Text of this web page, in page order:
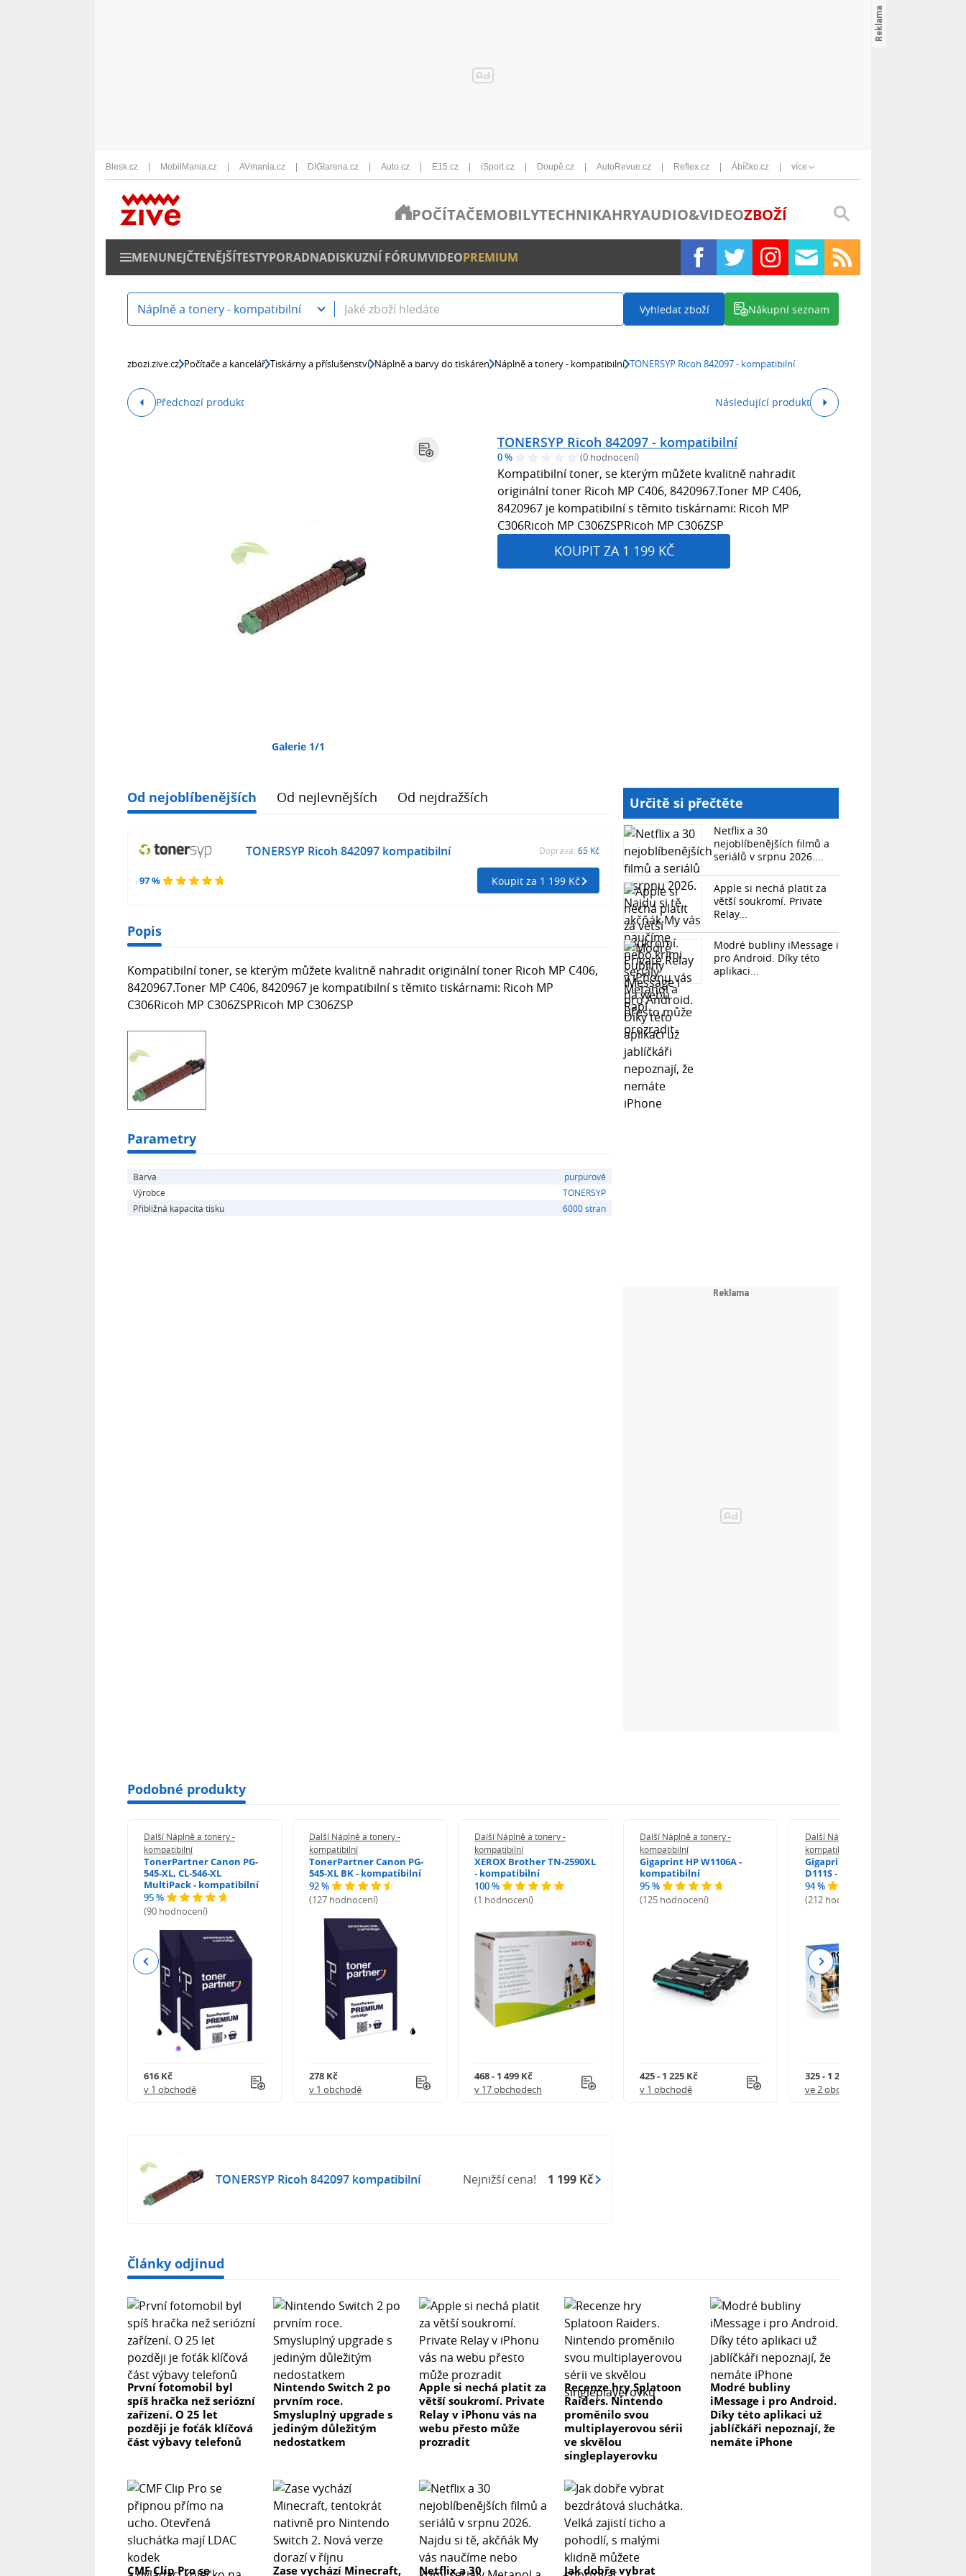
Blesk.cz MobilMania.cz AVmania.cz DIGIarena.cz Auto.cz E15.cz iSport.cz Doupě.cz AutoRevue.cz Reflex.cz Ábíčko.cz více
POČÍTAČEMOBILYTECHNIKAHRYAUDIO&VIDEOZBOŽÍ
MENUNEJČTENĚJŠÍTESTYPORADNADISKUZNÍ FÓRUMVIDEOPREMIUM
Náplně a tonery - kompatibilní Vyhledat zboží Nákupní seznam
zbozi.zive.cz Počítače a kancelář Tiskárny a příslušenství Náplně a barvy do tiskáren Náplně a tonery - kompatibilní TONERSYP Ricoh 842097 - kompatibilní
Předchozí produkt Následující produkt
Galerie 1/1
TONERSYP Ricoh 842097 - kompatibilní
0 % (0 hodnocení)
Kompatibilní toner, se kterým můžete kvalitně nahradit
originální toner Ricoh MP C406, 8420967.Toner MP C406,
8420967 je kompatibilní s těmito tiskárnami: Ricoh MP
C306Ricoh MP C306ZSPRicoh MP C306ZSP
KOUPIT ZA 1 199 KČ
Od nejoblíbenějších Od nejlevnějších Od nejdražších
97 %
TONERSYP Ricoh 842097 kompatibilní Doprava: 65 Kč
Koupit za 1 199 Kč
Popis
Kompatibilní toner, se kterým můžete kvalitně nahradit originální toner Ricoh MP C406,
8420967.Toner MP C406, 8420967 je kompatibilní s těmito tiskárnami: Ricoh MP
C306Ricoh MP C306ZSPRicoh MP C306ZSP
Parametry
Barva
purpurové
Výrobce
TONERSYP
Přibližná kapacita tisku
6000 stran
Určitě si přečtěte
Netflix a 30
nejoblíbenějších filmů a
seriálů v srpnu 2026....
Apple si nechá platit za
větší soukromí. Private
Relay...
Modré bubliny iMessage i
pro Android. Díky této
aplikaci...
Podobné produkty
Další Náplně a tonery -
kompatibilní
TonerPartner Canon PG-
545-XL, CL-546-XL
MultiPack - kompatibilní
95 %
(90 hodnocení)
616 Kč
v 1 obchodě
Další Náplně a tonery -
kompatibilní
TonerPartner Canon PG-
545-XL BK - kompatibilní
92 %
(127 hodnocení)
278 Kč
v 1 obchodě
Další Náplně a tonery -
kompatibilní
XEROX Brother TN-2590XL
- kompatibilní
100 %
(1 hodnocení)
468 - 1 499 Kč
v 17 obchodech
Další Náplně a tonery -
kompatibilní
Gigaprint HP W1106A -
kompatibilní
95 %
(125 hodnocení)
425 - 1 225 Kč
v 1 obchodě
Další Náplně a tonery -
kompatibilní
Gigaprint Samsung MLT-
D111S - kompatibilní
94 %
(212 hodnocení)
325 - 1 245 Kč
ve 2 obchodech
Previous Next
TONERSYP Ricoh 842097 kompatibilní Nejnižší cena! 1 199 Kč
Články odjinud
První fotomobil byl
spíš hračka než seriózní
zařízení. O 25 let
později je foťák klíčová
část výbavy telefonů
Nintendo Switch 2 po
prvním roce.
Smysluplný upgrade s
jediným důležitým
nedostatkem
Apple si nechá platit za
větší soukromí. Private
Relay v iPhonu vás na
webu přesto může
prozradit
Recenze hry Splatoon
Raiders. Nintendo
proměnilo svou
multiplayerovou sérii
ve skvělou
singleplayerovku
Modré bubliny
iMessage i pro Android.
Díky této aplikaci už
jablíčkáři nepoznají, že
nemáte iPhone
CMF Clip Pro se Zase vychází Minecraft, Netflix a 30 Jak dobře vybrat